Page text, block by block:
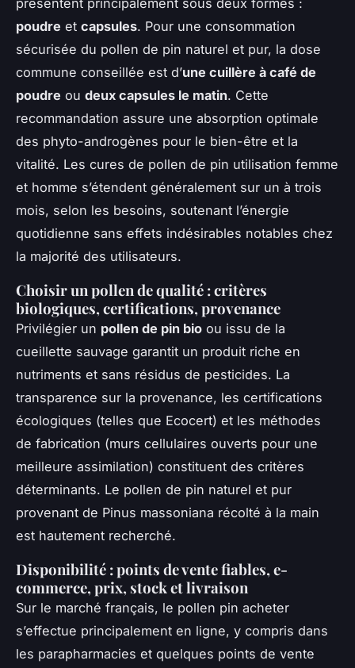
présentent principalement sous deux formes :
poudre et capsules. Pour une consommation
sécurisée du pollen de pin naturel et pur, la dose
commune conseillée est d’une cuillère à café de
poudre ou deux capsules le matin. Cette
recommandation assure une absorption optimale
des phyto-androgènes pour le bien-être et la
vitalité. Les cures de pollen de pin utilisation femme
et homme s’étendent généralement sur un à trois
mois, selon les besoins, soutenant l’énergie
quotidienne sans effets indésirables notables chez
la majorité des utilisateurs.
Choisir un pollen de qualité : critères
biologiques, certifications, provenance
Privilégier un pollen de pin bio ou issu de la
cueillette sauvage garantit un produit riche en
nutriments et sans résidus de pesticides. La
transparence sur la provenance, les certifications
écologiques (telles que Ecocert) et les méthodes
de fabrication (murs cellulaires ouverts pour une
meilleure assimilation) constituent des critères
déterminants. Le pollen de pin naturel et pur
provenant de Pinus massoniana récolté à la main
est hautement recherché.
Disponibilité : points de vente fiables, e-
commerce, prix, stock et livraison
Sur le marché français, le pollen pin acheter
s’effectue principalement en ligne, y compris dans
les parapharmacies et quelques points de vente